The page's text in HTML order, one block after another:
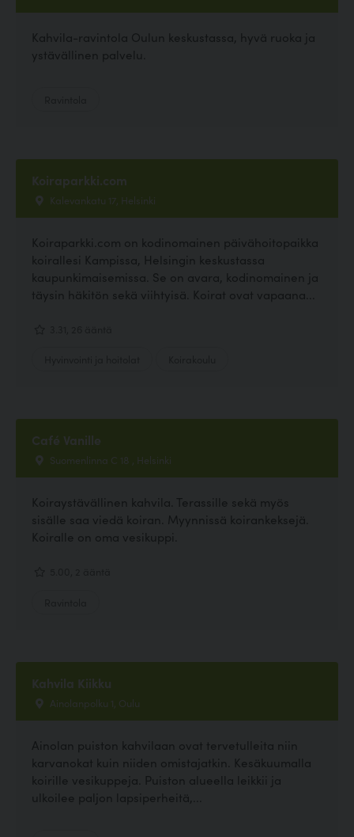
Kahvila-ravintola Oulun keskustassa, hyvä ruoka ja
ystävällinen palvelu.
Koiraparkki.com
Kalevankatu 17, Helsinki
Koiraparkki.com on kodinomainen päivähoitopaikka
koirallesi Kampissa, Helsingin keskustassa
kaupunkimaisemissa. Se on avara, kodinomainen ja
täysin häkitön sekä viihtyisä. Koirat ovat vapaana...
Café Vanille
Suomenlinna C 18 , Helsinki
Koiraystävällinen kahvila. Terassille sekä myös
sisälle saa viedä koiran. Myynnissä koirankeksejä.
Koiralle on oma vesikuppi.
Kahvila Kiikku
Ainolanpolku 1, Oulu
Ainolan puiston kahvilaan ovat tervetulleita niin
karvanokat kuin niiden omistajatkin. Kesäkuumalla
koirille vesikuppeja. Puiston alueella leikkii ja
ulkoilee paljon lapsiperheitä,...